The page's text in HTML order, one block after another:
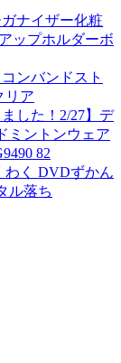
ナイザー化粧
ップホルダーボ
ンバンドスト
リア
した！2/27】デ
ミントンウェア
82
く DVDずかん
ル落ち